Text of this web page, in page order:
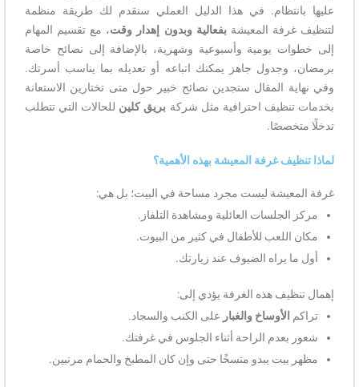
عليها بانتظام. في هذا الدليل العملي سنقدم لك طريقة منظمة
لتنظيف غرفة المعيشةبفعالية وبدون إهدار وقت، مع تقسيم المهام
إلى خطوات يومية وأسبوعية وشهرية، بالإضافة إلى نصائح خاصة
برمضان، وجدول جاهز يمكنك اتباعه أو تعديله بما يناسب أسرتك.
وفي نهاية المقال ستجدين نصائح خبير حول متى تختارين الاستعانة
بخدمات تنظيف احترافية مثل شركة بريق كلين للحالات التي تتطلب
تدخلًا متخصصًا.
لماذا تنظيف غرفة المعيشة بهذه الأهمية؟
غرفة المعيشة ليست مجرد مساحة في البيت؛ بل هي:
مركز الجلسات العائلية ومشاهدة التلفاز.
مكان اللعب للأطفال في كثير من البيوت.
أول ما يراه الضيوف عند زيارتك.
إهمال تنظيف هذه الغرفة يؤدي إلى:
تراكم
الأوساخ والغبار على الكنب والسجاد.
شعور بعدم الراحة أثناء الجلوس في غرفتك.
مظهر بيت يبدو متسخًا حتى وإن كان المطبخ والحمام مرتبين.